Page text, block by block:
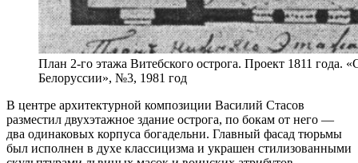
План 2-го этажа Витебского острога. Проект 1811 года.
Белоруссии», №3, 1981 год
В центре архитектурной композиции Василий Стасов
разместил двухэтажное здание острога, по бокам от него —
два одинаковых корпуса богадельни. Главный фасад тюрьмы
был исполнен в духе классицизма и украшен стилизованными